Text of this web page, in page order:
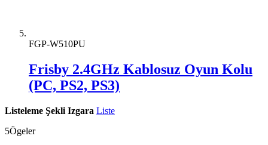
FGP-W510PU
Frisby 2.4GHz Kablosuz Oyun Kolu
(PC, PS2, PS3)
Listeleme Şekli Izgara Liste
5Ögeler